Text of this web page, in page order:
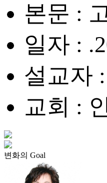
본문 :
일자 :
설교자
교회 :
변화의 Goal